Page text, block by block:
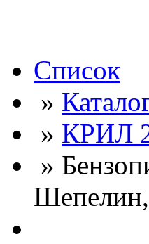
Список
»
» КРИЛ
»